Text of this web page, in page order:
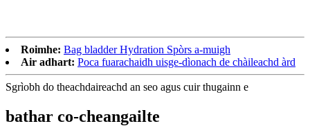
Roimhe: Bag bladder Hydration Spòrs a-muigh
Air adhart: Poca fuarachaidh uisge-dìonach de chàileachd àrd
Sgrìobh do theachdaireachd an seo agus cuir thugainn e
bathar co-cheangailte